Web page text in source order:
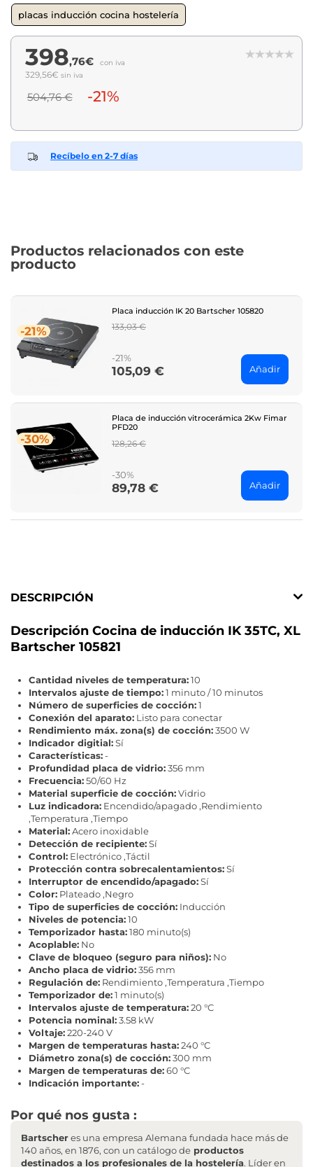
placas inducción cocina hostelería
398,76€ con iva
329,56€ sin iva
504,76 € -21%
Recíbelo en 2-7 días
Productos relacionados con este
producto
-21%
Placa inducción IK 20 Bartscher 105820
Regular
133,03 €
-21%
Price
105,09 € Añadir
-30%
Placa de inducción vitrocerámica 2Kw Fimar
PFD20
Regular
128,26 €
-30%
Price
89,78 € Añadir
DESCRIPCIÓN
Descripción Cocina de inducción IK 35TC, XL
Bartscher 105821
Cantidad niveles de temperatura:10
Intervalos ajuste de tiempo:1 minuto / 10 minutos
Número de superficies de cocción:1
Conexión del aparato: Listo para conectar
Rendimiento máx. zona(s) de cocción:3500 W
Indicador digitial:Sí
Características:-
Profundidad placa de vidrio:356 mm
Frecuencia:50/60 Hz
Material superficie de cocción:Vidrio
Luz indicadora: Encendido/apagado ,Rendimiento
,Temperatura ,Tiempo
Material:Acero inoxidable
Detección de recipiente:Sí
Control: Electrónico ,Táctil
Protección contra sobrecalentamientos:Sí
Interruptor de encendido/apagado:Sí
Color: Plateado ,Negro
Tipo de superficies de cocción: Inducción
Niveles de potencia:10
Temporizador hasta:180 minuto(s)
Acoplable: No
Clave de bloqueo (seguro para niños): No
Ancho placa de vidrio:356 mm
Regulación de: Rendimiento ,Temperatura ,Tiempo
Temporizador de:1 minuto(s)
Intervalos ajuste de temperatura:20 °C
Potencia nominal:3.58 kW
Voltaje:220-240 V
Margen de temperaturas hasta:240 °C
Diámetro zona(s) de cocción:300 mm
Margen de temperaturas de:60 °C
Indicación importante:-
Por qué nos gusta :
Bartscheres una empresa Alemana fundada hace más de
140 años, en 1876, con un catálogo de productos
destinados a los profesionales de la hostelería. Líder en